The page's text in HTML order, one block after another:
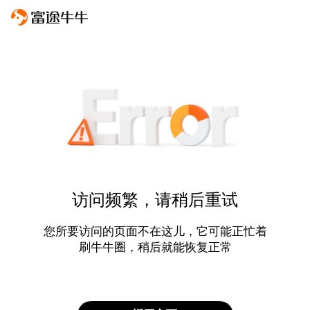
访问频繁，请稍后重试
您所要访问的页面不在这儿，它可能正忙着
刷牛牛圈，稍后就能恢复正常